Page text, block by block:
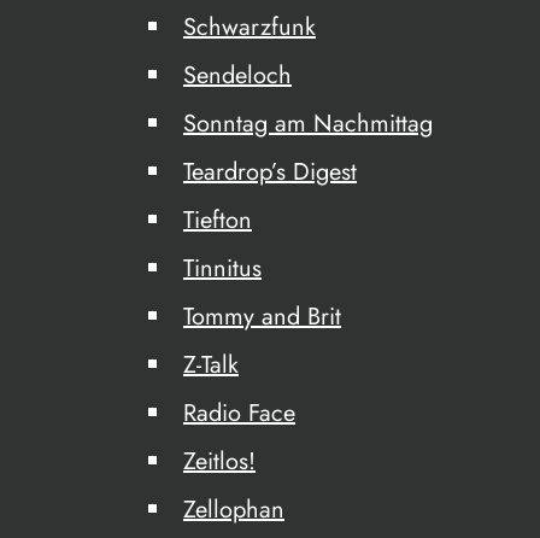
Schwarzfunk
Sendeloch
Sonntag am Nachmittag
Teardrop’s Digest
Tiefton
Tinnitus
Tommy and Brit
Z-Talk
Radio Face
Zeitlos!
Zellophan